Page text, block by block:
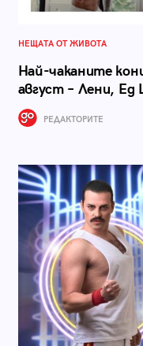
НЕЩАТА ОТ ЖИВОТА
Най-чаканите
август – Лени,
РЕДАКТОРИТЕ